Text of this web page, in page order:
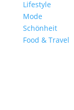
Lifestyle
Mode
Schönheit
Food & Travel